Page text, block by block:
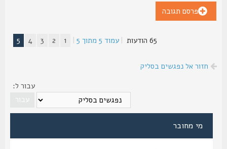
פרסם תגובה
|עמוד5מתוך5
|
1
5
חזור אל נפגשים בסליק
עבור ל:
מי מחובר